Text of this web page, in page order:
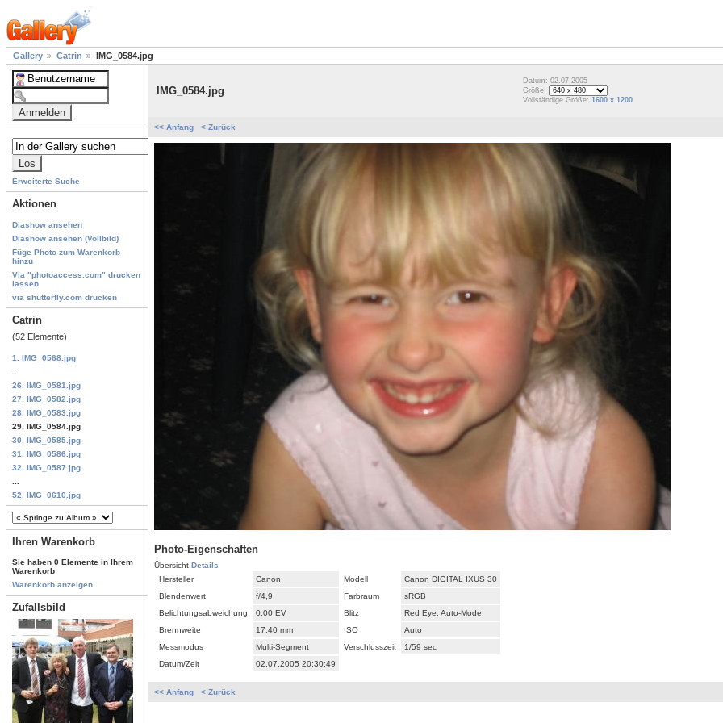
Gallery Catrin IMG_0584.jpg
Erweiterte Suche
Aktionen
Diashow ansehen
Diashow ansehen (Vollbild)
Füge Photo zum Warenkorb
hinzu
Via "photoaccess.com" drucken
lassen
via shutterfly.com drucken
Catrin
(52 Elemente)
1. IMG_0568.jpg
26. IMG_0581.jpg
27. IMG_0582.jpg
28. IMG_0583.jpg
29. IMG_0584.jpg
30. IMG_0585.jpg
31. IMG_0586.jpg
32. IMG_0587.jpg
52. IMG_0610.jpg
Ihren Warenkorb
Sie haben 0 Elemente in Ihrem
Warenkorb
Warenkorb anzeigen
Zufallsbild
IMG_0584.jpg
Datum: 02.07.2005
Größe:
Vollständige Größe: 1600 x 1200
<< Anfang < Zurück
Photo-Eigenschaften
Übersicht Details
Hersteller
Canon Modell
Canon DIGITAL IXUS 30
Blendenwert
f/4,9 Farbraum
sRGB
Belichtungsabweichung
0,00 EV Blitz
Red Eye, Auto-Mode
Brennweite
17,40 mm ISO
Auto
Messmodus
Multi-Segment Verschlusszeit
1/59 sec
Datum/Zeit
02.07.2005 20:30:49
<< Anfang < Zurück